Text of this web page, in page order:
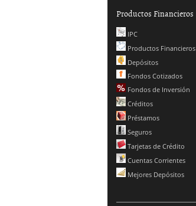
Productos Financieros
IPC
Productos Financieros
Depósitos
Fondos Cotizados
Fondos de Inversión
Créditos
Préstamos
Seguros
Tarjetas de Crédito
Cuentas Corrientes
Mejores Depósitos